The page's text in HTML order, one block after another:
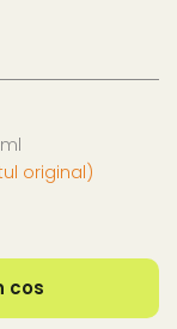
original)
cos